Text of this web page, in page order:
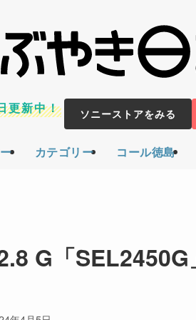
カテゴリー コール徳島
更新中！ ソニーストアをみる
G「SEL2450G